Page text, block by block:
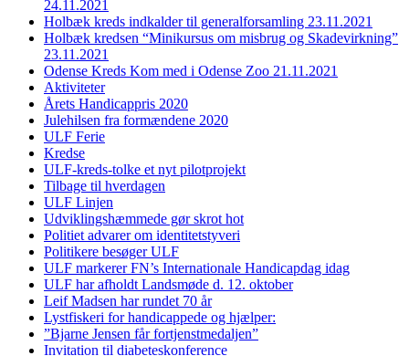
24.11.2021
Holbæk kreds indkalder til generalforsamling 23.11.2021
Holbæk kredsen “Minikursus om misbrug og Skadevirkning”
23.11.2021
Odense Kreds Kom med i Odense Zoo 21.11.2021
Aktiviteter
Årets Handicappris 2020
Julehilsen fra formændene 2020
ULF Ferie
Kredse
ULF-kreds-tolke et nyt pilotprojekt
Tilbage til hverdagen
ULF Linjen
Udviklingshæmmede gør skrot hot
Politiet advarer om identitetstyveri
Politikere besøger ULF
ULF markerer FN’s Internationale Handicapdag idag
ULF har afholdt Landsmøde d. 12. oktober
Leif Madsen har rundet 70 år
Lystfiskeri for handicappede og hjælper:
”Bjarne Jensen får fortjenstmedaljen”
Invitation til diabeteskonference